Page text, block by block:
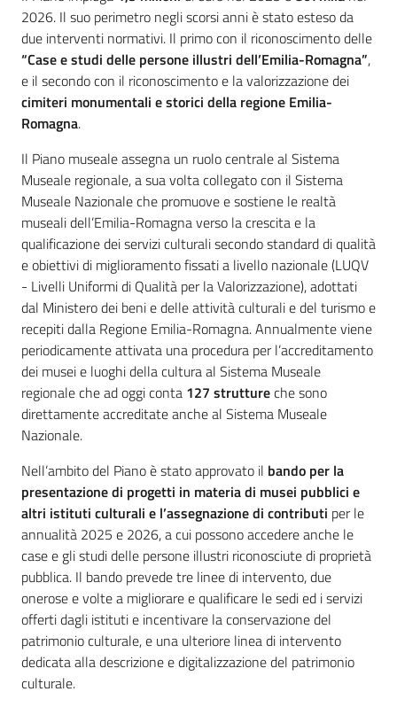
2026. Il suo perimetro negli scorsi anni è stato esteso da
due interventi normativi. Il primo con il riconoscimento delle
“Case e studi delle persone illustri dell’Emilia-Romagna”,
e il secondo con il riconoscimento e la valorizzazione dei
cimiteri monumentali e storici della regione Emilia-
Romagna.
Il Piano museale assegna un ruolo centrale al Sistema
Museale regionale, a sua volta collegato con il Sistema
Museale Nazionale che promuove e sostiene le realtà
museali dell’Emilia-Romagna verso la crescita e la
qualificazione dei servizi culturali secondo standard di qualità
e obiettivi di miglioramento fissati a livello nazionale (LUQV
- Livelli Uniformi di Qualità per la Valorizzazione), adottati
dal Ministero dei beni e delle attività culturali e del turismo e
recepiti dalla Regione Emilia-Romagna. Annualmente viene
periodicamente attivata una procedura per l’accreditamento
dei musei e luoghi della cultura al Sistema Museale
regionale che ad oggi conta 127 struttureche sono
direttamente accreditate anche al Sistema Museale
Nazionale.
Nell’ambito del Piano è stato approvato il bando per la
presentazione di progetti in materia di musei pubblici e
altri istituti culturali e l’assegnazione di contributi per le
annualità 2025 e 2026, a cui possono accedere anche le
case e gli studi delle persone illustri riconosciute di proprietà
pubblica. Il bando prevede tre linee di intervento, due
onerose e volte a migliorare e qualificare le sedi ed i servizi
offerti dagli istituti e incentivare la conservazione del
patrimonio culturale, e una ulteriore linea di intervento
dedicata alla descrizione e digitalizzazione del patrimonio
culturale.